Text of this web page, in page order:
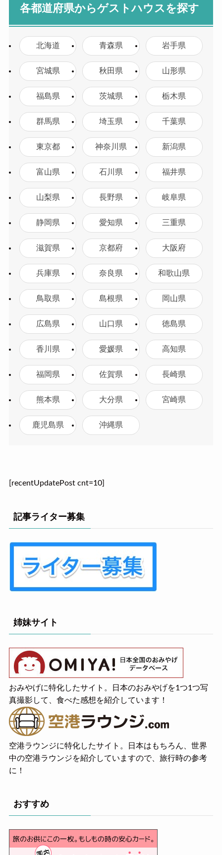
各都道府県からゲストハウスを探す
北海道 青森県 岩手県
宮城県 秋田県 山形県
福島県 茨城県 栃木県
群馬県 埼玉県 千葉県
東京都 神奈川県 新潟県
富山県 石川県 福井県
山梨県 長野県 岐阜県
静岡県 愛知県 三重県
滋賀県 京都府 大阪府
兵庫県 奈良県 和歌山県
鳥取県 島根県 岡山県
広島県 山口県 徳島県
香川県 愛媛県 高知県
福岡県 佐賀県 長崎県
熊本県 大分県 宮崎県
鹿児島県 沖縄県
[recentUpdatePost cnt=10]
記事ライター募集
姉妹サイト
おみやげに特化したサイト。日本のおみやげを1つ1つ写
真撮影して、食べた感想を紹介しています！
空港ラウンジに特化したサイト。日本はもちろん、世界
中の空港ラウンジを紹介していますので、旅行時の参考
に！
おすすめ